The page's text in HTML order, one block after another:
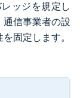
ッジを規定し
通信事業者の設
固定します。